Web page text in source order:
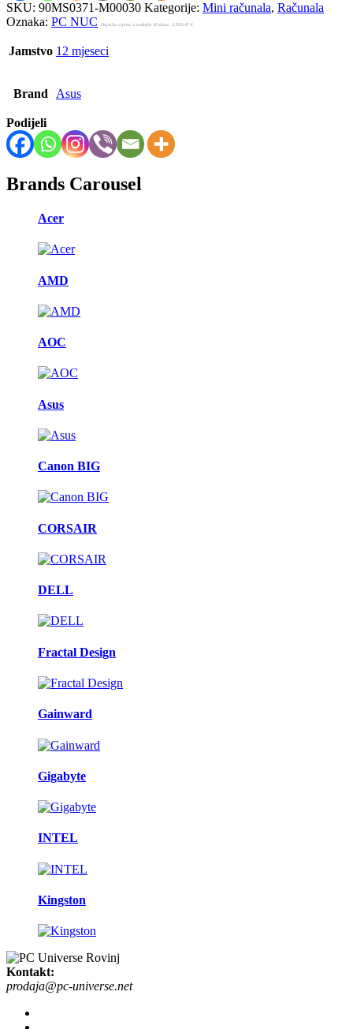
SKU: 90MS0371-M00030 Kategorije: Mini računala, Računala
Oznaka: PC NUC Najniža cijena u zadnjih 30 dana: 3.920,47 €
Jamstvo 12 mjeseci
Brand Asus
Podijeli
Brands Carousel
Acer
AMD
AOC
Asus
Canon BIG
CORSAIR
DELL
Fractal Design
Gainward
Gigabyte
INTEL
Kingston
Kontakt:
prodaja@pc-universe.net